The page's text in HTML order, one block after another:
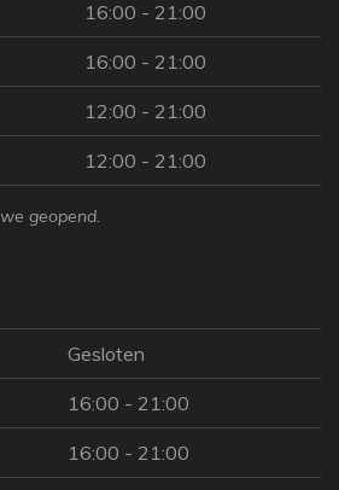
16:00 - 21:00
16:00 - 21:00
12:00 - 21:00
12:00 - 21:00
geopend.
Gesloten
16:00 - 21:00
16:00 - 21:00